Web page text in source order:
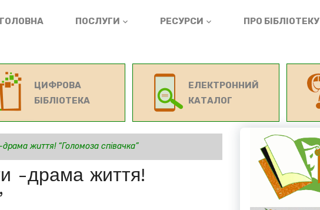
ГОЛОВНА ПОСЛУГИ РЕСУРСИ ПРО БІБЛІОТЕКУ
ЦИФРОВА
БІБЛІОТЕКА
ЕЛЕКТРОННИЙ
КАТАЛОГ
життя! “Голомоза співачка”
-драма життя!